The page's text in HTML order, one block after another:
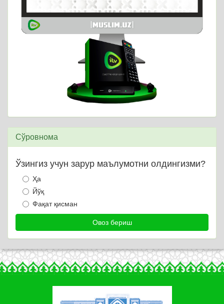
Сўровнома
Ўзингиз учун зарур маълумотни олдингизми?
Ҳа
Йўқ
Фақат қисман